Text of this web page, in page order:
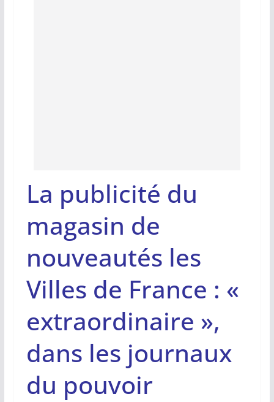
La publicité du
magasin de
nouveautés les
Villes de France : «
extraordinaire »,
dans les journaux
du pouvoir